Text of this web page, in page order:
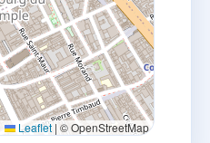
Leaflet | © OpenStreetMap